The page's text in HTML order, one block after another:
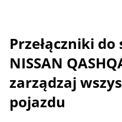
Przełączniki
NISSAN
zarządzaj
pojazdu